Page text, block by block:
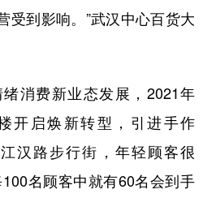
受到影响。”武汉中心百货大
消费新业态发展，2021年
开启焕新转型，引进手作
汉路步行街，年轻顾客很
名顾客中就有60名会到手